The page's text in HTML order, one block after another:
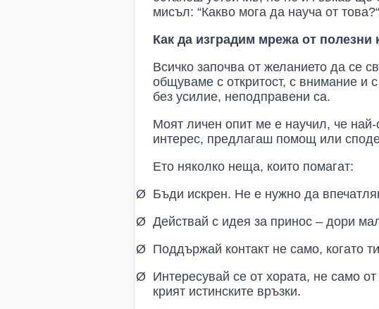
мисъл: “Какво мога да науча от това?“
Как да изградим мрежа от полезни
Всичко започва от желанието да се
общуваме с откритост, с внимание и
без усилие, неподправени са.
Моят личен опит ме е научил, че
интерес, предлагаш помощ или
Ето няколко неща, които помагат:
Ø Бъди искрен. Не е нужно да
Ø Действай с идея за принос – дори
Ø Поддържай контакт не само, когато
Ø Интересувай се от хората, не само
крият истинските връзки.